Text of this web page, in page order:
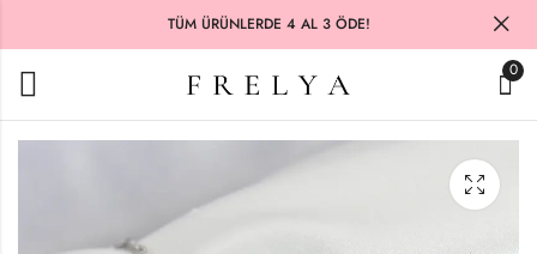
TÜM ÜRÜNLERDE 4 AL 3 ÖDE!
0